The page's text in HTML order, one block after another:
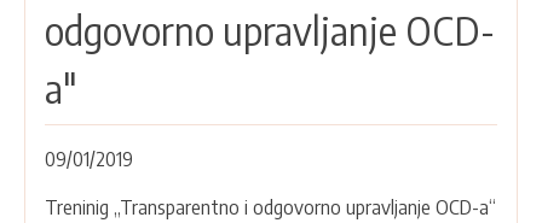
RURALNI RAZVOJ
UMREŽAVANJE
PARTNERI
KONTAKTI
odgovorno upravljanje OCD-
a"
09/01/2019
Treninig „Transparentno i odgovorno upravljanje OCD-a“